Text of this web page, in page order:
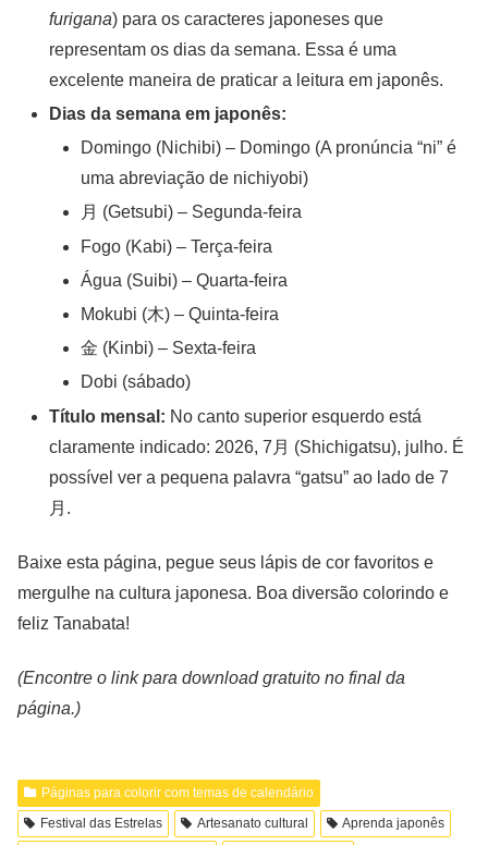
furigana) para os caracteres japoneses que
representam os dias da semana. Essa é uma
excelente maneira de praticar a leitura em japonês.
Dias da semana em japonês:
Domingo (Nichibi) – Domingo (A pronúncia “ni” é
uma abreviação de nichiyobi)
月 (Getsubi) – Segunda-feira
Fogo (Kabi) – Terça-feira
Água (Suibi) – Quarta-feira
Mokubi (木) – Quinta-feira
金 (Kinbi) – Sexta-feira
Dobi (sábado)
Título mensal: No canto superior esquerdo está
claramente indicado: 2026, 7月 (Shichigatsu), julho. É
possível ver a pequena palavra “gatsu” ao lado de 7
月.
Baixe esta página, pegue seus lápis de cor favoritos e
mergulhe na cultura japonesa. Boa diversão colorindo e
feliz Tanabata!
(Encontre o link para download gratuito no final da
página.)
Páginas para colorir com temas de calendário
Festival das Estrelas
Artesanato cultural
Aprenda japonês